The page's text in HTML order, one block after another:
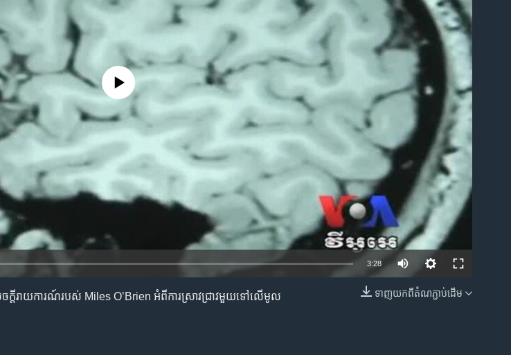
EMBED
No media source currently available
3:28
ទាញ​យក​ពី​តំណភ្ជាប់​ដើម
ចក្តីរាយការណ៍​របស់ Miles O’Brien អំពី​ការ​ស្រាវជ្រាវ​មួយ​ទៅ​លើ​មូល